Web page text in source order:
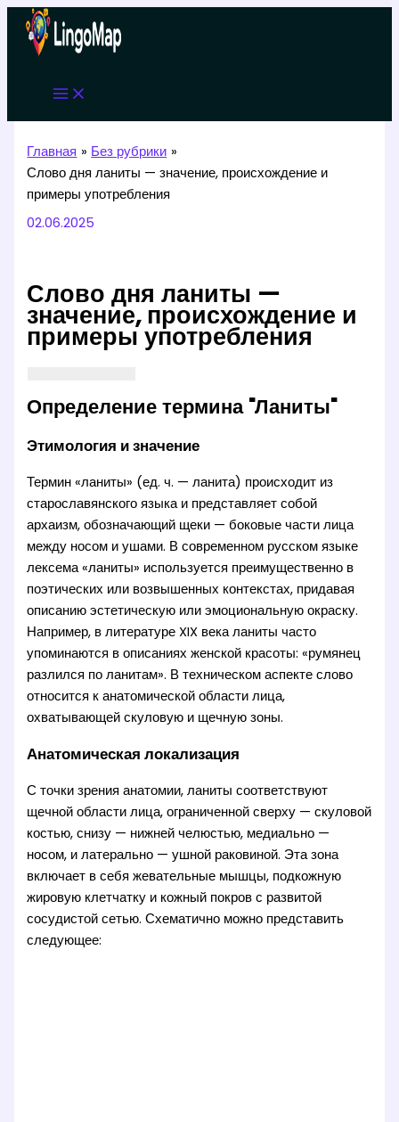
Перейти
содержимому
Главная
Без рубрики
Слово дня ланиты — значение, происхождение и
примеры употребления
02.06.2025
Слово дня ланиты —
значение, происхождение и
примеры употребления
Определение термина "Ланиты"
Этимология и значение
Термин «ланиты» (ед. ч. — ланита) происходит из
старославянского языка и представляет собой
архаизм, обозначающий щеки — боковые части лица
между носом и ушами. В современном русском языке
лексема «ланиты» используется преимущественно в
поэтических или возвышенных контекстах, придавая
описанию эстетическую или эмоциональную окраску.
Например, в литературе XIX века ланиты часто
упоминаются в описаниях женской красоты: «румянец
разлился по ланитам». В техническом аспекте слово
относится к анатомической области лица,
охватывающей скуловую и щечную зоны.
Анатомическая локализация
С точки зрения анатомии, ланиты соответствуют
щечной области лица, ограниченной сверху — скуловой
костью, снизу — нижней челюстью, медиально —
носом, и латерально — ушной раковиной. Эта зона
включает в себя жевательные мышцы, подкожную
жировую клетчатку и кожный покров с развитой
сосудистой сетью. Схематично можно представить
следующее: